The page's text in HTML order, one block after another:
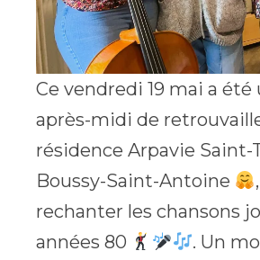
Ce vendredi 19 mai a
après-midi de
résidence Arpavie Saint-
Boussy-Saint-Antoine
rechanter les chansons
années 80
. Un